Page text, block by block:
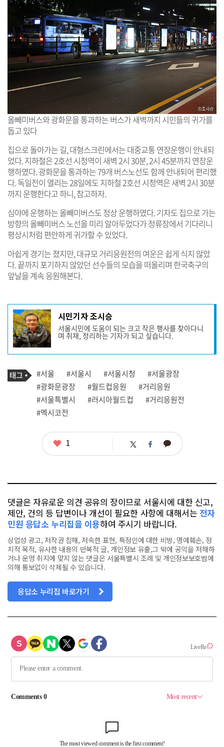
올빼미버스와 광화문을 통과하는 버스가 새벽까지 시민들의 귀가를
돕고 있다
집으로 돌아가는 길, 대형스크린에서는 대중교통 연장운행이 안내되
었다. 지하철은 2호선 시청역이 새벽 2시 30분, 2시 45분까지 연장운
행하였다. 광화문을 통과하는 79개 버스노선도 함께 안내되어 편리했
다. 독일전이 열리는 28일에도 지하철 2호선 시청역은 새벽 2시 30분
까지 운행한다고 하니, 참고하자.
심야에 운행하는 올빼미버스도 정상 운행하였다. 기자도 집으로 가는
방향의 올빼미버스 노선을 미리 알아두었다가 정류장에서 기다리니
평상시처럼 편안하게 귀가할 수 있었다.
아쉽게 경기는 졌지만, 대규모 거리응원전의 여운은 쉽게 식지 않았
다. 끝까지 포기하지 않았던 선수들의 모습을 떠올리며 한국축구의
앞날을 계속 응원해본다.
기
사
작
성
자
프
필
시민기자 조시승
서울시민에 도움이 되는 크고 작은 행사를 찾아다니
며 취재, 정리하는 기자가 되고 싶습니다.
기
사
관
련
태
그
태
그
#서울 #서울시 #서울시청
#서울광장
#광화문광장
#월드컵응원
#거리응원
#서울특별시
#러시아월드컵
#거리응원전
#멕시코전
좋1 트 페 카
댓글은 자유로운 의견 공유의 장이므로 서울시에 대한 신고,
제안, 건의 등 답변이나 개선이 필요한 사항에 대해서는 전자
민원 응답소 누리집을 이용하여 주시기 바랍니다.
상업성 광고, 저작권 침해, 저속한 표현, 특정인에 대한 비방, 명예훼손, 정
치적 목적, 유사한 내용의 반복적 글, 개인정보 유출,그 밖에 공익을 저해하
거나 운영 취지에 맞지 않는 댓글은 서울특별시 조례 및 개인정보보호법에
의해 통보없이 삭제될 수 있습니다.
응답소 누리집 바로가기